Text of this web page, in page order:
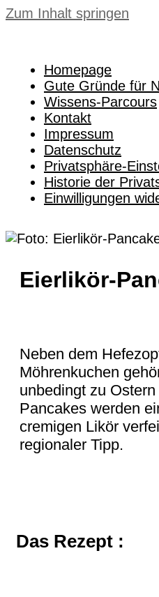
Zum Inhalt springen
Homepage
Gute Gründe für
Wissens-Parcours
Kontakt
Impressum
Datenschutz
Privatsphäre-
Historie der
Einwilligungen
Eierlikör-
Neben dem
Möhrenkuchen
unbedingt zu
Pancakes werden
cremigen Likör
regionaler Tipp.
Das Rezept :